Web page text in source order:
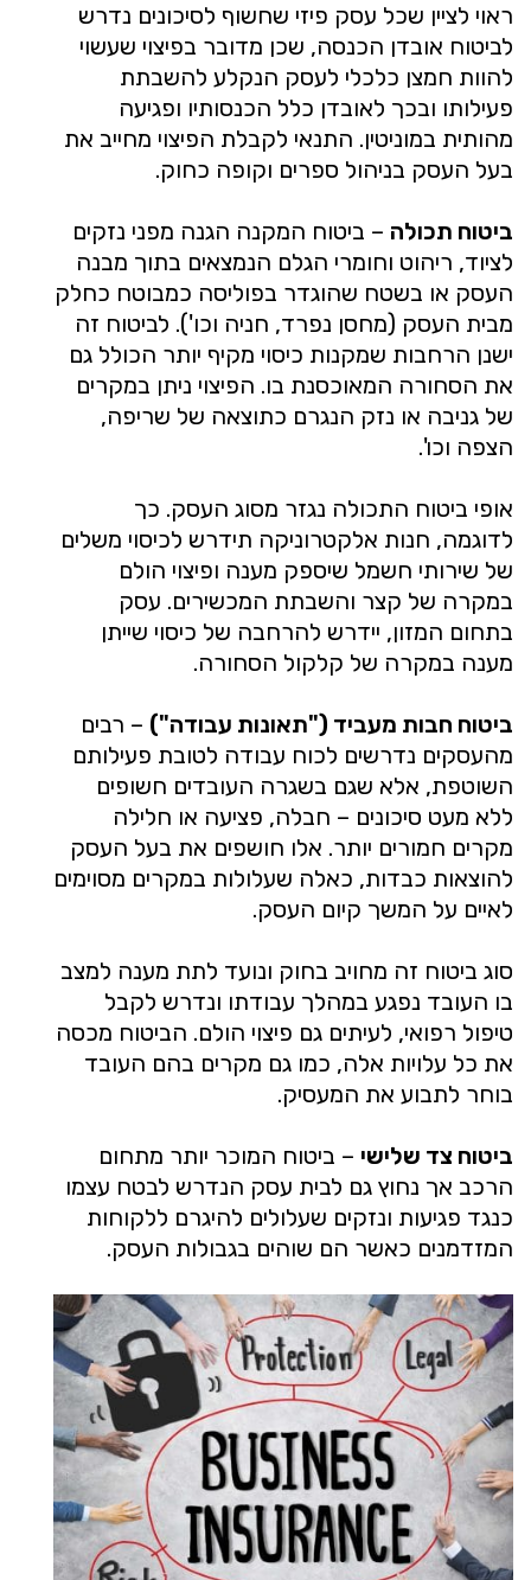
ראוי לציין שכל עסק פיזי שחשוף לסיכונים נדרש
לביטוח אובדן הכנסה, שכן מדובר בפיצוי שעשוי
להוות חמצן כלכלי לעסק הנקלע להשבתת
פעילותו ובכך לאובדן כלל הכנסותיו ופגיעה
מהותית במוניטין. התנאי לקבלת הפיצוי מחייב את
בעל העסק בניהול ספרים וקופה כחוק.
ביטוח תכולה – ביטוח המקנה הגנה מפני נזקים
לציוד, ריהוט וחומרי הגלם הנמצאים בתוך מבנה
העסק או בשטח שהוגדר בפוליסה כמבוטח כחלק
מבית העסק (מחסן נפרד, חניה וכו'). לביטוח זה
ישנן הרחבות שמקנות כיסוי מקיף יותר הכולל גם
את הסחורה המאוכסנת בו. הפיצוי ניתן במקרים
של גניבה או נזק הנגרם כתוצאה של שריפה,
הצפה וכו'.
אופי ביטוח התכולה נגזר מסוג העסק. כך
לדוגמה, חנות אלקטרוניקה תידרש לכיסוי משלים
של שירותי חשמל שיספק מענה ופיצוי הולם
במקרה של קצר והשבתת המכשירים. עסק
בתחום המזון, יידרש להרחבה של כיסוי שייתן
מענה במקרה של קלקול הסחורה.
ביטוח חבות מעביד ("תאונות עבודה") – רבים
מהעסקים נדרשים לכוח עבודה לטובת פעילותם
השוטפת, אלא שגם בשגרה העובדים חשופים
ללא מעט סיכונים – חבלה, פציעה או חלילה
מקרים חמורים יותר. אלו חושפים את בעל העסק
להוצאות כבדות, כאלה שעלולות במקרים מסוימים
לאיים על המשך קיום העסק.
סוג ביטוח זה מחויב בחוק ונועד לתת מענה למצב
בו העובד נפגע במהלך עבודתו ונדרש לקבל
טיפול רפואי, לעיתים גם פיצוי הולם. הביטוח מכסה
את כל עלויות אלה, כמו גם מקרים בהם העובד
בוחר לתבוע את המעסיק.
ביטוח צד שלישי – ביטוח המוכר יותר מתחום
הרכב אך נחוץ גם לבית עסק הנדרש לבטח עצמו
כנגד פגיעות ונזקים שעלולים להיגרם ללקוחות
המזדמנים כאשר הם שוהים בגבולות העסק.